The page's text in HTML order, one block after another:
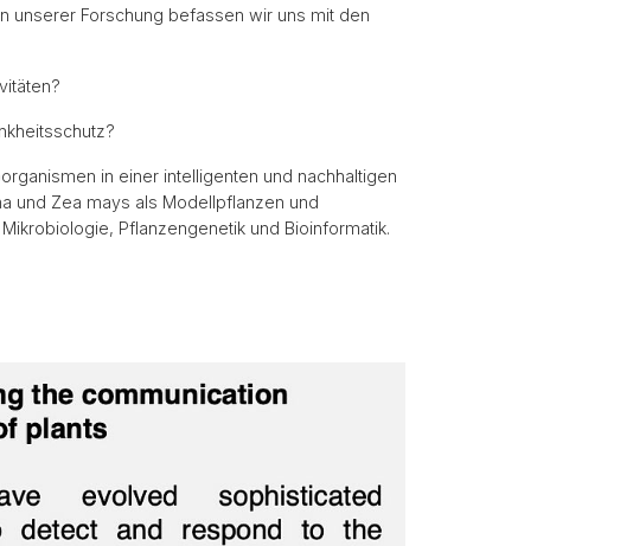
unserer Forschung befassen wir uns mit den
in einer intelligenten und nachhaltigen
und Zea mays als Modellpflanzen und
Pflanzengenetik und Bioinformatik.